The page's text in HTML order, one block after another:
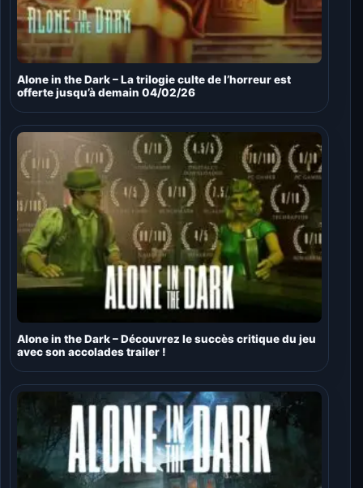
Alone in the Dark – La trilogie culte de l’horreur est
offerte jusqu’à demain 04/02/26
Alone in the Dark – Découvrez le succès critique du jeu
avec son accolades trailer !